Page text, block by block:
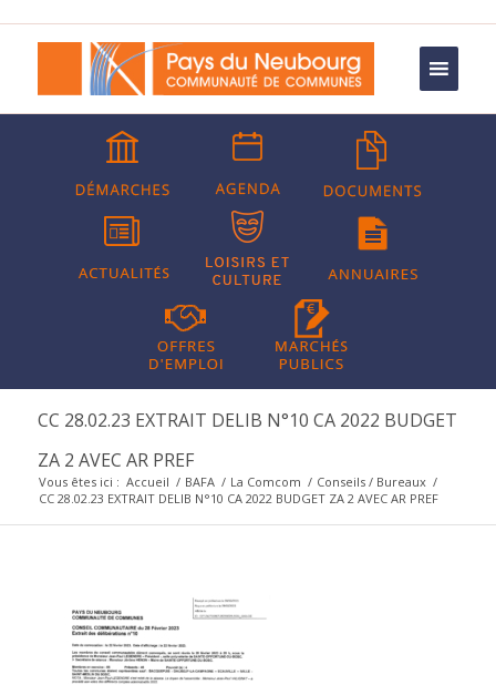
CC 28.02.23 EXTRAIT DELIB N°10 CA 2022 BUDGET
ZA 2 AVEC AR PREF
Vous êtes ici : Accueil / BAFA / La Comcom / Conseils / Bureaux /
CC 28.02.23 EXTRAIT DELIB N°10 CA 2022 BUDGET ZA 2 AVEC AR PREF